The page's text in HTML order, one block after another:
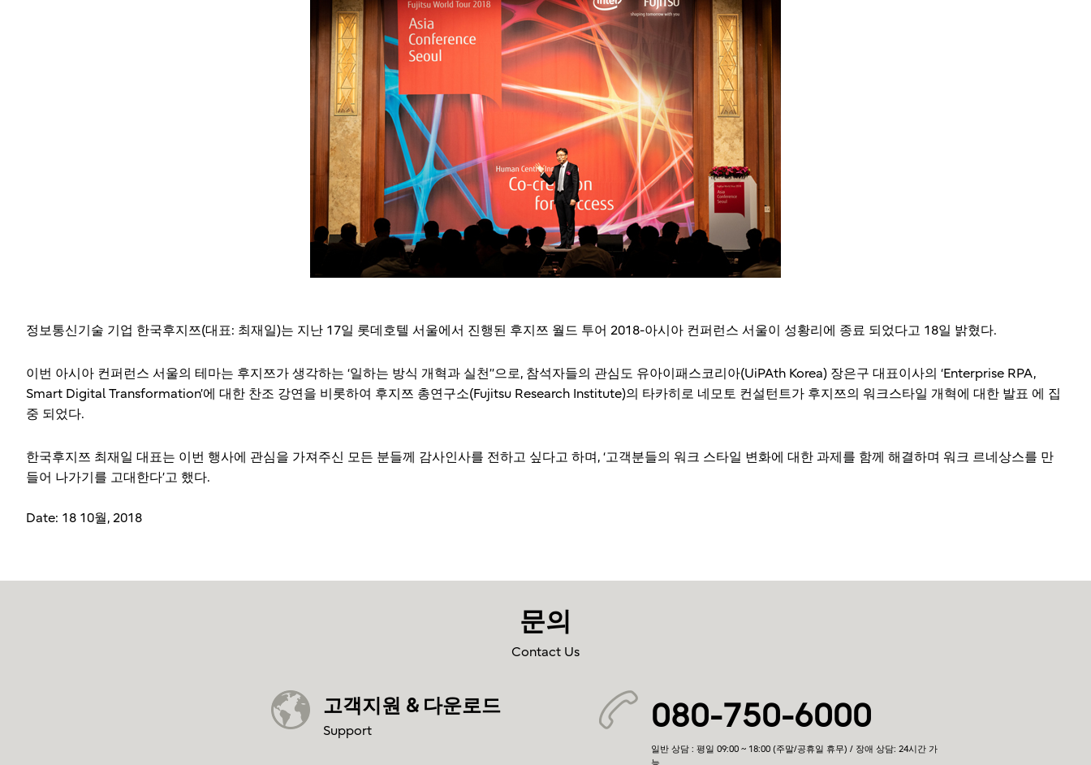
정보통신기술 기업 한국후지쯔(대표: 최재일)는 지난 17일 롯데호텔 서울에서 진행된 후지쯔 월드 투어 2018-아시아 컨퍼런스 서울이 성황리에 종료 되었다고 18일 밝혔다.
이번 아시아 컨퍼런스 서울의 테마는 후지쯔가 생각하는 ‘일하는 방식 개혁과 실천’’으로, 참석자들의 관심도 유아이패스코리아(UiPAth Korea) 장은구 대표이사의 ‘Enterprise RPA,
Smart Digital Transformation’에 대한 찬조 강연을 비롯하여 후지쯔 총연구소(Fujitsu Research Institute)의 타카히로 네모토 컨설턴트가 후지쯔의 워크스타일 개혁에 대한 발표 에 집
중 되었다.
한국후지쯔 최재일 대표는 이번 행사에 관심을 가져주신 모든 분들께 감사인사를 전하고 싶다고 하며, ‘고객분들의 워크 스타일 변화에 대한 과제를 함께 해결하며 워크 르네상스를 만
들어 나가기를 고대한다’고 했다.
Date: 18 10월, 2018
문의
Contact Us
고객지원 & 다운로드
Support 080-750-6000
일반 상담 : 평일 09:00 ~ 18:00 (주말/공휴일 휴무) / 장애 상담: 24시간 가